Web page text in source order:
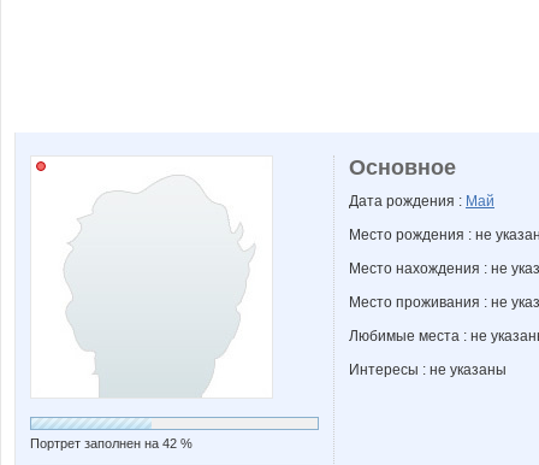
Портрет заполнен на 42 %
Основное
Дата рождения : Май
Место рождения : не
Место нахождения : не
Место проживания : не
Любимые места : не
Интересы : не указаны